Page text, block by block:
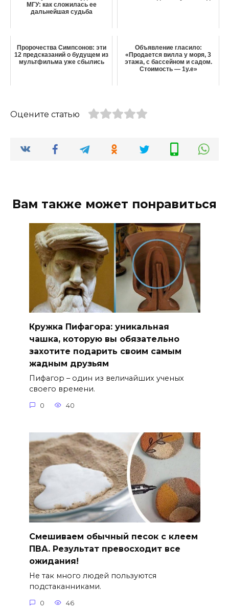
МГУ: как сложилась ее
дальнейшая судьба
Пророчества Симпсонов: эти
12 предсказаний о будущем из
мультфильма уже сбылись
Объявление гласило:
«Продается вилла у моря, 3
этажа, с бассейном и садом.
Стоимость — 1у.е»
Оцените статью
Вам также может понравиться
Кружка Пифагора: уникальная
чашка, которую вы обязательно
захотите подарить своим самым
жадным друзьям
Пифагор – один из величайших ученых
своего времени.
0 40
Смешиваем обычный песок с клеем
ПВА. Результат превосходит все
ожидания!
Не так много людей пользуются
подстаканниками.
0 46